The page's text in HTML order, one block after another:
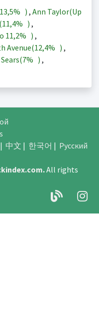
13,5% ) , Ann Taylor(Up
11,4% ) ,
11,2% ) ,
Avenue(12,4% ) ,
Sears(7% ) ,
| 中文 | 한국어 | Русский
.All rights